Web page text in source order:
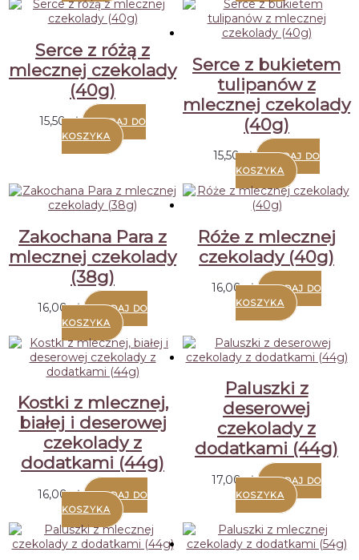
Serce z różą z
mlecznej czekolady
(40g)
15,50zł
DODAJ DO
KOSZYKA
Serce z bukietem
tulipanów z
mlecznej czekolady
(40g)
15,50zł
DODAJ DO
KOSZYKA
Zakochana Para z
mlecznej czekolady
(38g)
16,00zł
DODAJ DO
KOSZYKA
Róże z mlecznej
czekolady (40g)
16,00zł
DODAJ DO
KOSZYKA
Kostki z mlecznej,
białej i deserowej
czekolady z
dodatkami (44g)
16,00zł
DODAJ DO
KOSZYKA
Paluszki z
deserowej
czekolady z
dodatkami (44g)
17,00zł
DODAJ DO
KOSZYKA